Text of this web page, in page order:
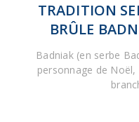
TRADITION
BRÛLE
Badniak (en serbe
personnage de